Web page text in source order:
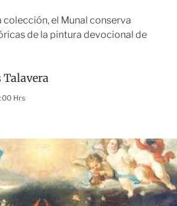
colección, el Munal conserva
de la pintura devocional de
Talavera
Hrs